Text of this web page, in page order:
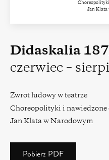
Choreopolityki
Jan Klata
Didaskalia
czerwiec –
Zwrot ludowy w teatrze
Choreopolityki i nawiedzone
Jan Klata w Narodowym
Pobierz PDF